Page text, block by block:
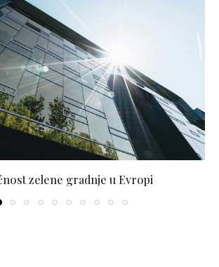
zelene gradnje u Evropi